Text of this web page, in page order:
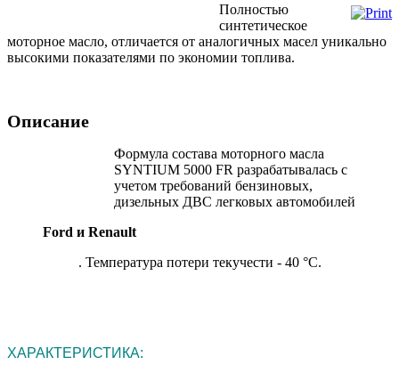
Полностью
синтетическое
моторное масло, отличается от аналогичных масел уникально
высокими показателями по экономии топлива.
Описание
Формула состава моторного масла
SYNTIUM 5000 FR разрабатывалась с
учетом требований бензиновых,
дизельных ДВС легковых автомобилей
Ford и Renault
. Температура потери текучести - 40 °C.
ХАРАКТЕРИСТИКА: